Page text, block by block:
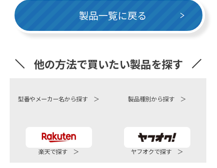
製品一覧に戻る
他の方法で買いたい製品を探す
型番やメーカー名から探す ＞ 製品種別から探す ＞
楽天で探す ＞ ヤフオクで探す ＞